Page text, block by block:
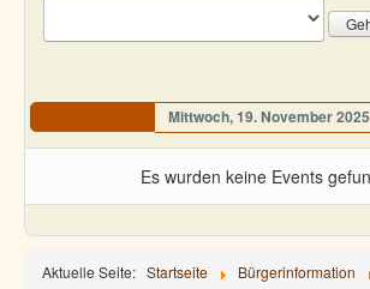
Mittwoch, 19. November 2025
Es wurden keine Events
Aktuelle Seite: Startseite
Bürgerinformation